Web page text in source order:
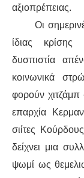
αξιοπρέπειας.
Οι
ίδιας κρίσης
δυσπιστία
κοινωνικά
φορούν
επαρχία
σιίτες
δείχνει μια
ψωμί ως